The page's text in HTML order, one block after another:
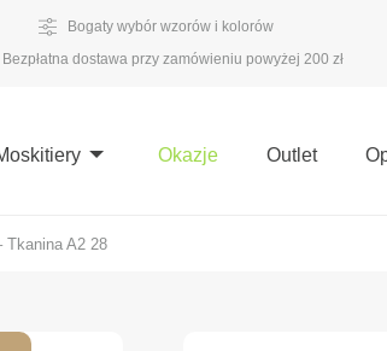
Bogaty wybór wzorów i kolorów
Bezpłatna dostawa przy zamówieniu powyżej 200 zł
Okazje Outlet
Tkanina A2 28